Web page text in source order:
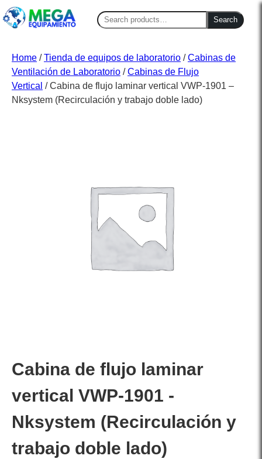
Search
for:
Search
Home /Tienda de equipos de laboratorio /Cabinas de
Ventilación de Laboratorio /Cabinas de Flujo
Vertical / Cabina de flujo laminar vertical VWP-1901 –
Nksystem (Recirculación y trabajo doble lado)
Cabina de flujo laminar
vertical VWP-1901 -
Nksystem (Recirculación y
trabajo doble lado)